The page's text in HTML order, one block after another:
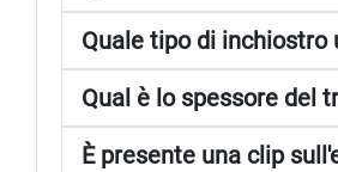
Quale tipo di inchiostro
Qual è lo spessore del
È presente una clip